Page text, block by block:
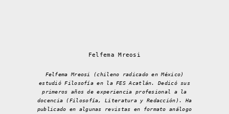
Felfema Mreosi
Felfema Mreosi (chileno radicado en México)
estudió Filosofía en la FES Acatlán. Dedicó sus
primeros años de experiencia profesional a la
docencia (Filosofía, Literatura y Redacción). Ha
publicado en algunas revistas en formato análogo